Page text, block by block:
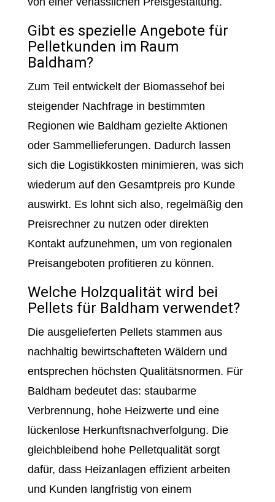
Gibt es spezielle Angebote für
Pelletkunden im Raum
Baldham?
Zum Teil entwickelt der Biomassehof bei
steigender Nachfrage in bestimmten
Regionen wie Baldham gezielte Aktionen
oder Sammellieferungen. Dadurch lassen
sich die Logistikkosten minimieren, was sich
wiederum auf den Gesamtpreis pro Kunde
auswirkt. Es lohnt sich also, regelmäßig den
Preisrechner zu nutzen oder direkten
Kontakt aufzunehmen, um von regionalen
Preisangeboten profitieren zu können.
Welche Holzqualität wird bei
Pellets für Baldham verwendet?
Die ausgelieferten Pellets stammen aus
nachhaltig bewirtschafteten Wäldern und
entsprechen höchsten Qualitätsnormen. Für
Baldham bedeutet das: staubarme
Verbrennung, hohe Heizwerte und eine
lückenlose Herkunftsnachverfolgung. Die
gleichbleibend hohe Pelletqualität sorgt
dafür, dass Heizanlagen effizient arbeiten
und Kunden langfristig von einem